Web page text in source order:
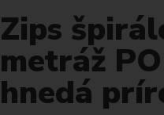
Zips
metráž
hnedá